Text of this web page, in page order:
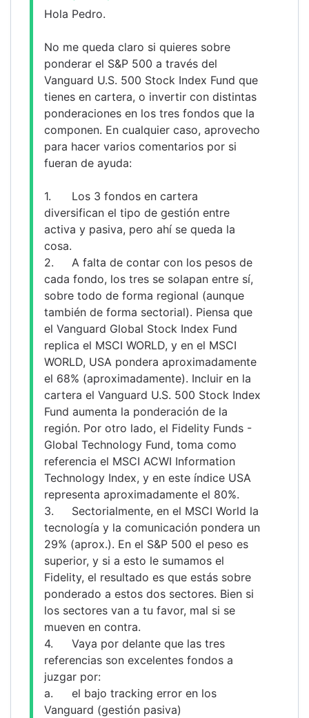
Hola Pedro.
No me queda claro si quieres sobre
ponderar el S&P 500 a través del
Vanguard U.S. 500 Stock Index Fund que
tienes en cartera, o invertir con distintas
ponderaciones en los tres fondos que la
componen. En cualquier caso, aprovecho
para hacer varios comentarios por si
fueran de ayuda:
1.	Los 3 fondos en cartera
diversifican el tipo de gestión entre
activa y pasiva, pero ahí se queda la
cosa.
2.	A falta de contar con los pesos de
cada fondo, los tres se solapan entre sí,
sobre todo de forma regional (aunque
también de forma sectorial). Piensa que
el Vanguard Global Stock Index Fund
replica el MSCI WORLD, y en el MSCI
WORLD, USA pondera aproximadamente
el 68% (aproximadamente). Incluir en la
cartera el Vanguard U.S. 500 Stock Index
Fund aumenta la ponderación de la
región. Por otro lado, el Fidelity Funds -
Global Technology Fund, toma como
referencia el MSCI ACWI Information
Technology Index, y en este índice USA
representa aproximadamente el 80%.
3.	Sectorialmente, en el MSCI World la
tecnología y la comunicación pondera un
29% (aprox.). En el S&P 500 el peso es
superior, y si a esto le sumamos el
Fidelity, el resultado es que estás sobre
ponderado a estos dos sectores. Bien si
los sectores van a tu favor, mal si se
mueven en contra.
4.	Vaya por delante que las tres
referencias son excelentes fondos a
juzgar por:
a.	el bajo tracking error en los
Vanguard (gestión pasiva)